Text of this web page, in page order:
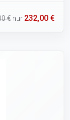
€ nur 232,00 €